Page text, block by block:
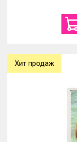
Хит продаж